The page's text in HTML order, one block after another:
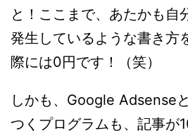
と！ここまで、あたかも自
発生しているような書き方
際には0円です！（笑）
しかも、Google Adsense
つくプログラムも、記事が